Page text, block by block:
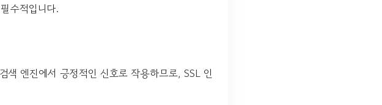
수적입니다.
엔진에서 긍정적인 신호로 작용하므로, SSL 인